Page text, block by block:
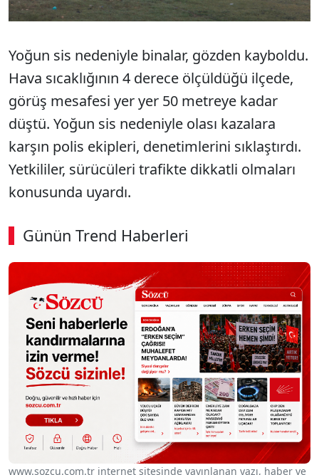
Yoğun sis nedeniyle binalar, gözden kayboldu.
Hava sıcaklığının 4 derece ölçüldüğü ilçede,
görüş mesafesi yer yer 50 metreye kadar
düştü. Yoğun sis nedeniyle olası kazalara
karşın polis ekipleri, denetimlerini sıklaştırdı.
Yetkililer, sürücüleri trafikte dikkatli olmaları
konusunda uyardı.
Günün Trend Haberleri
www.sozcu.com.tr internet sitesinde yayınlanan yazı, haber ve